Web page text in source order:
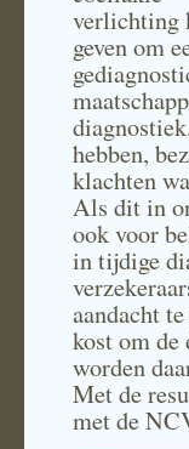
verlichting
geven om
hebben,
klachten
Als dit in
ook voor
in tijdige
aandacht
kost om
worden
Met de
met de